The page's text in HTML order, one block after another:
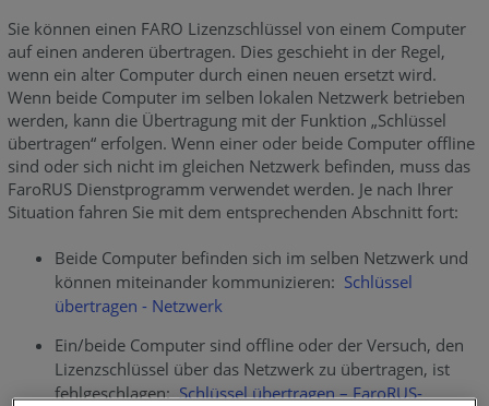
FaroRUS-
Dienstprogramms
Auf
dem
neuen
(Ziel-)Computer:
Auf
alten
(derzeit
lizenzierten)
Auf
dem
Sie können einen FARO Lizenzschlüssel von einem Computer
auf einen anderen übertragen. Dies geschieht in der Regel,
wenn ein alter Computer durch einen neuen ersetzt wird.
Wenn beide Computer im selben lokalen Netzwerk betrieben
werden, kann die Übertragung mit der Funktion „Schlüssel
übertragen“ erfolgen. Wenn einer oder beide Computer offline
sind oder sich nicht im gleichen Netzwerk befinden, muss das
FaroRUS Dienstprogramm verwendet werden. Je nach Ihrer
Situation fahren Sie mit dem entsprechenden Abschnitt fort:
Beide Computer befinden sich im selben Netzwerk und
können miteinander kommunizieren: Schlüssel
übertragen - Netzwerk
Ein/beide Computer sind offline oder der Versuch, den
Lizenzschlüssel über das Netzwerk zu übertragen, ist
fehlgeschlagen:Schlüssel übertragen – FaroRUS-